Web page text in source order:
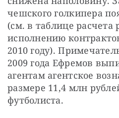
чешского голкипера
(см. в таблице расчета
исполнению
2010 году).
2009 года Ефремов
агентам агентское
размере 11,4 млн
футболиста.